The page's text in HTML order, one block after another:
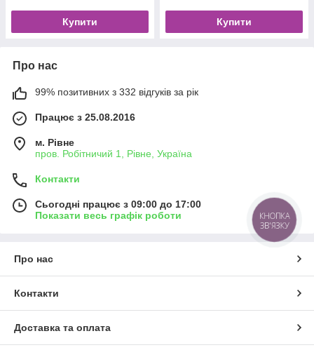
Купити Купити
Про нас
99% позитивних з 332 відгуків за рік
Працює з 25.08.2016
м. Рівне
пров. Робітничий 1, Рівне, Україна
Контакти
Сьогодні працює з 09:00 до 17:00
Показати весь графік роботи
Про нас
Контакти
Доставка та оплата
КНОПКА
ЗВ'ЯЗКУ